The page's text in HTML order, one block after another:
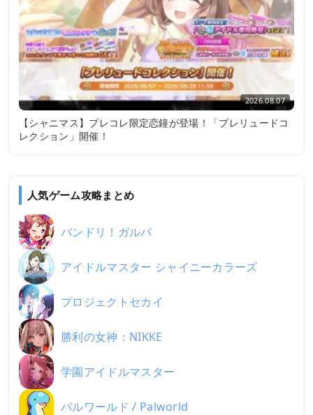
2026.08.07
【シャニマス】プレコレ限定恋鐘が登場！「プレリュードコ
レクション」開催！
人気ゲーム攻略まとめ
バンドリ！ガルパ
アイドルマスター シャイニーカラーズ
プロジェクトセカイ
勝利の女神：NIKKE
学園アイドルマスター
パルワールド / Palworld